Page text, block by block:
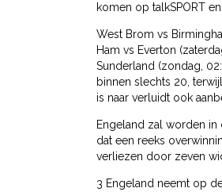
komen op talkSPORT en
West Brom vs
Ham vs Everton
Sunderland (zondag,
binnen slechts 20,
is naar verluidt ook
Engeland zal worden
dat een reeks
verliezen door zeven
3 Engeland neemt op